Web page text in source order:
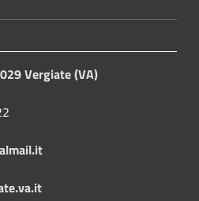
Vergiate (VA)